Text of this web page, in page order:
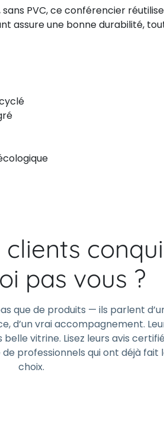
PVC, ce conférencier
assure une bonne durabilité,
clients
pas vous ?
que de produits — ils parlent
d’un vrai accompagnement.
vitrine. Lisez leurs avis
professionnels qui ont déjà fait
choix.